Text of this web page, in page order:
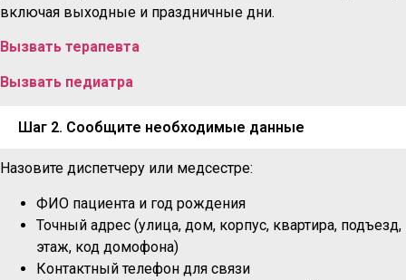
включая выходные и праздничные дни.
Вызвать терапевта
Вызвать педиатра
Шаг 2. Сообщите необходимые данные
Назовите диспетчеру или медсестре:
ФИО пациента и год рождения
Точный адрес (улица, дом, корпус, квартира, подъезд,
этаж, код домофона)
Контактный телефон для связи